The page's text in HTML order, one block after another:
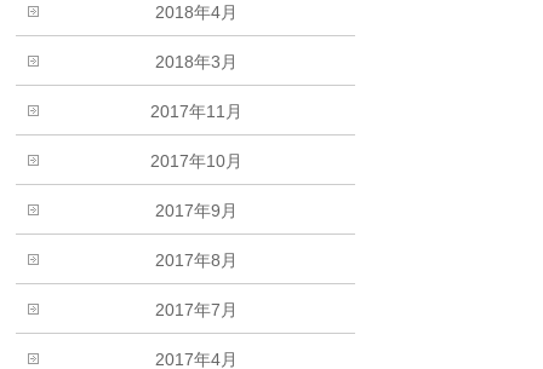
2018年4月
2018年3月
2017年11月
2017年10月
2017年9月
2017年8月
2017年7月
2017年4月